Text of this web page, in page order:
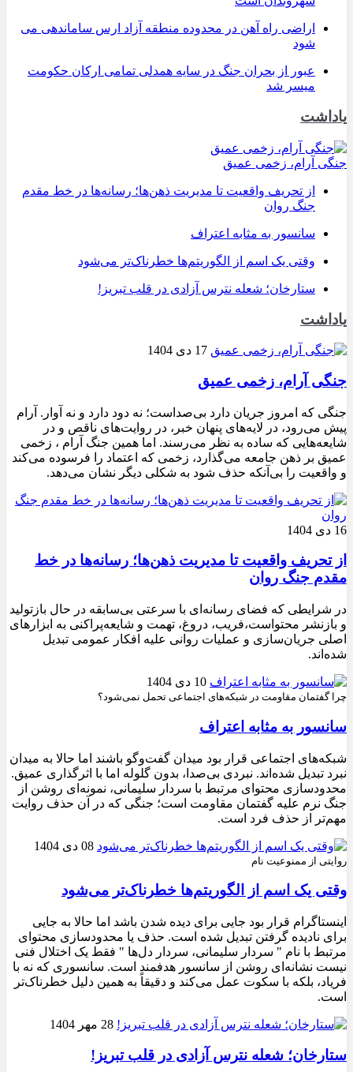
اراضی راه آهن در محدوده منطقه آزاد ارس ساماندهی می
شود
عبور از بحران جنگ در سایه همدلی تمامی ارکان حکومت
میسر شد
یاداشت
جنگی آرام، زخمی عمیق
از تحریف واقعیت تا مدیریت ذهن‌ها؛ رسانه‌ها در خط مقدم
جنگ روان
سانسور به مثابه اعتراف
وقتی یک اسم از الگوریتم‌ها خطرناک‌تر می‌شود
ستارخان؛ شعله نترس آزادی در قلب تبریز!
یاداشت
17 دی 1404
جنگی آرام، زخمی عمیق
جنگی که امروز جریان دارد بی‌صداست؛ نه دود دارد و نه آوار. آرام
پیش می‌رود، در لایه‌های پنهان خبر، در روایت‌های ناقص و در
شایعه‌هایی که ساده به نظر می‌رسند. اما همین جنگ آرام ، زخمی
عمیق بر ذهن جامعه می‌گذارد، زخمی که اعتماد را فرسوده می‌کند
و واقعیت را بی‌آنکه حذف شود به شکلی دیگر نشان می‌دهد.
16 دی 1404
از تحریف واقعیت تا مدیریت ذهن‌ها؛ رسانه‌ها در خط
مقدم جنگ روان
در شرایطی که فضای رسانه‌ای با سرعتی بی‌سابقه در حال بازتولید
و بازنشر محتواست،فریب، دروغ، تهمت و شایعه‌پراکنی به ابزارهای
اصلی جریان‌سازی و عملیات روانی علیه افکار عمومی تبدیل
شده‌اند.
10 دی 1404
چرا گفتمان مقاومت در شبکه‌های اجتماعی تحمل نمی‌شود؟
سانسور به مثابه اعتراف
شبکه‌های اجتماعی قرار بود میدان گفت‌وگو باشند اما حالا به میدان
نبرد تبدیل شده‌اند. نبردی بی‌صدا، بدون گلوله اما با اثرگذاری عمیق.
محدودسازی محتوای مرتبط با سردار سلیمانی، نمونه‌ای روشن از
جنگ نرم علیه گفتمان مقاومت است؛ جنگی که در آن حذف روایت
مهم‌تر از حذف فرد است.
08 دی 1404
روایتی از ممنوعیت نام
وقتی یک اسم از الگوریتم‌ها خطرناک‌تر می‌شود
اینستاگرام قرار بود جایی برای دیده شدن باشد اما حالا به جایی
برای نادیده گرفتن تبدیل شده است. حذف یا محدودسازی محتوای
مرتبط با نام " سردار سلیمانی، سردار دل‌ها " فقط یک اختلال فنی
نیست نشانه‌ای روشن از سانسور هدفمند است. سانسوری که نه با
فریاد، بلکه با سکوت عمل می‌کند و دقیقاً به همین دلیل خطرناک‌تر
است.
28 مهر 1404
ستارخان؛ شعله نترس آزادی در قلب تبریز!